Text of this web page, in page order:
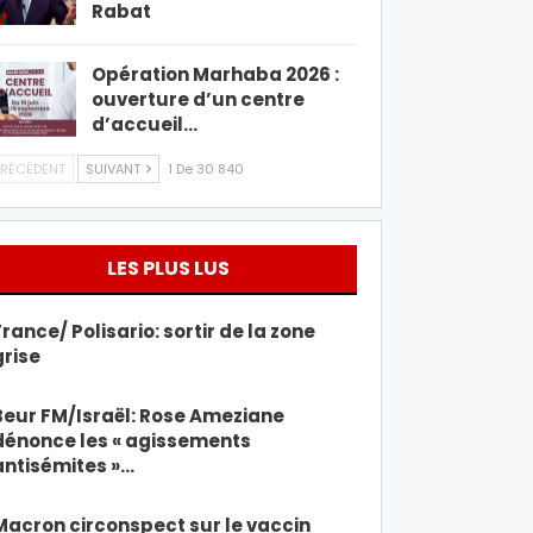
Rabat
Opération Marhaba 2026 :
ouverture d’un centre
d’accueil…
SUIVANT 1 De 30 840
LES PLUS LUS
Polisario: sortir de la zone
FM/Israël: Rose Ameziane
les « agissements
»…
circonspect sur le vaccin